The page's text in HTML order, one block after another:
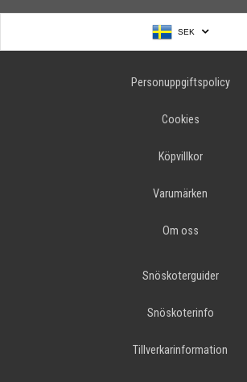
SEK
Personuppgiftspolicy
Cookies
Köpvillkor
Varumärken
Om oss
Snöskoterguider
Snöskoterinfo
Tillverkarinformation